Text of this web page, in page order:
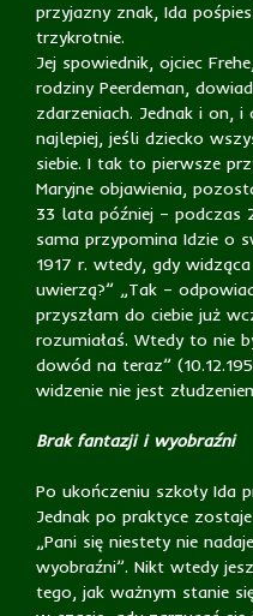
przyjazny znak, Ida
trzykrotnie.
Jej spowiednik, ojciec
rodziny Peerdeman,
zdarzeniach. Jednak i on, i
najlepiej, jeśli dziecko
siebie. I tak to pierwsze
Maryjne objawienia,
33 lata później – podczas
sama przypomina Idzie o
1917 r. wtedy, gdy
uwierzą?” „Tak –
przyszłam do ciebie już
rozumiałaś. Wtedy to nie
dowód na teraz”
widzenie nie jest
Brak fantazji i wyobraźni
Po ukończeniu szkoły Ida
Jednak po praktyce
„Pani się niestety nie
wyobraźni”. Nikt wtedy
tego, jak ważnym stanie